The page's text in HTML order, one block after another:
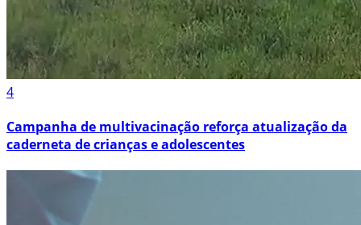
4
Campanha de multivacinação reforça atualização da
caderneta de crianças e adolescentes